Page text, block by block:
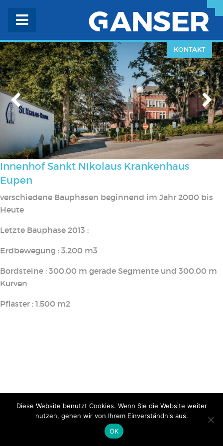
KONTAKT
Innenhof Sankt Nikolaus Krankenhaus
Eupen
verschiedene Bauphasen beginnend im Jahr 2000 bis
Heute
Letzte Bauphase 2013 :
Erdbewegung : 3.200 m3
Bordsteine : 300,00 m gerade Segmente und 300,00 m
Kurven
Pflaster : 1.500 m2
Diese Website benutzt Cookies. Wenn Sie die Website weiter
nutzen, gehen wir von Ihrem Einverständnis aus.
OK